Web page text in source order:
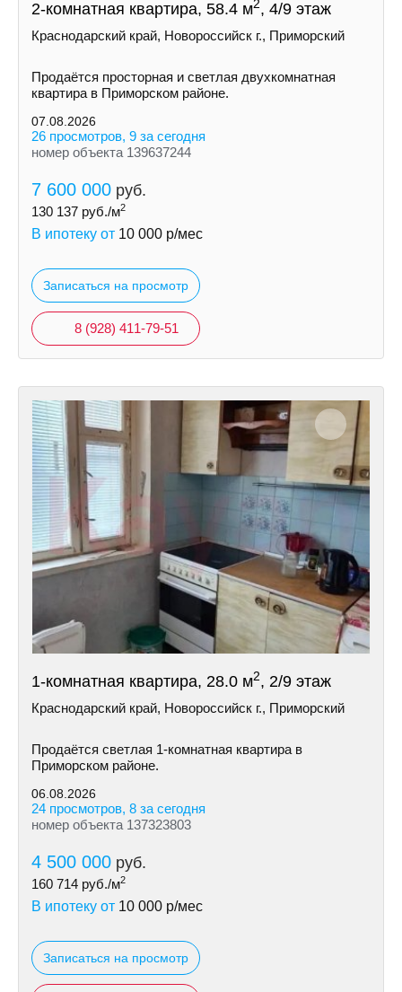
2-комнатная квартира, 58.4 м2, 4/9 этаж
Краснодарский край, Новороссийск г., Приморский
Продаётся просторная и светлая двухкомнатная
квартира в Приморском районе.
07.08.2026
26 просмотров, 9 за сегодня
номер объекта 139637244
7 600 000 руб.
130 137 руб./м2
В ипотеку от 10 000 р/мес
Записаться на просмотр
8 (928) 411-79-51
1-комнатная квартира, 28.0 м2, 2/9 этаж
Краснодарский край, Новороссийск г., Приморский
Продаётся светлая 1-комнатная квартира в
Приморском районе.
06.08.2026
24 просмотров, 8 за сегодня
номер объекта 137323803
4 500 000 руб.
160 714 руб./м2
В ипотеку от 10 000 р/мес
Записаться на просмотр